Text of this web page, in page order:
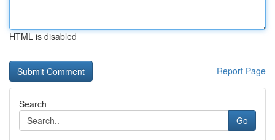
HTML is disabled
Report Page
Search
Go